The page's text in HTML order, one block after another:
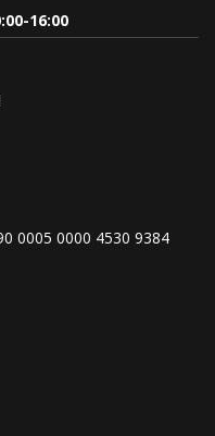
16:00
0005 0000 4530 9384